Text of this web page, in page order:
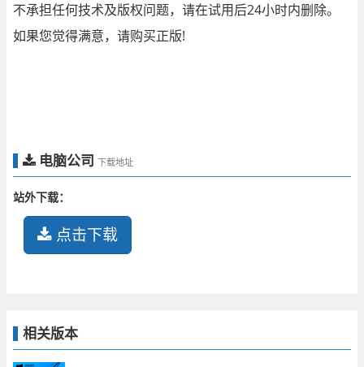
不承担任何技术及版权问题，请在试用后24小时内删除。
如果您觉得满意，请购买正版!
电脑公司 下载地址
站外下载：
点击下载
相关版本